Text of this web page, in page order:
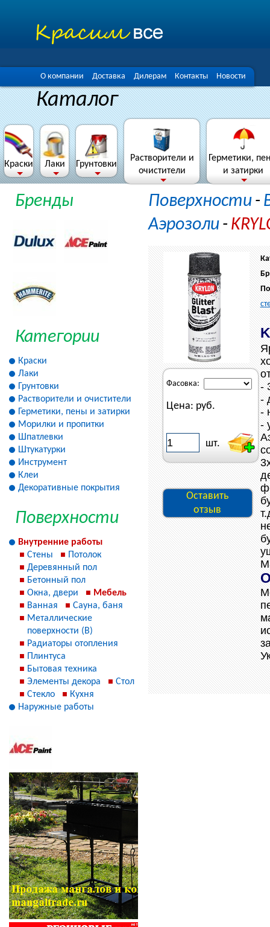
О компании Доставка Дилерам Контакты Новости
Каталог
Краски Лаки Грунтовки
Растворители и
очистители
Герметики,
и затирки
Бренды
Категории
Краски
Лаки
Грунтовки
Растворители и очистители
Герметики, пены и затирки
Морилки и пропитки
Шпатлевки
Штукатурки
Инструмент
Клеи
Декоративные покрытия
Поверхности
Внутренние работы
Стены
Потолок
Деревянный пол
Бетонный пол
Окна, двери
Мебель
Ванная
Сауна, баня
Металлические
поверхности (В)
Радиаторы отопления
Плинтуса
Бытовая техника
Элементы декора
Стол
Стекло
Кухня
Наружные работы
Поверхности-
Аэрозоли-
-
-
-
-
Фасовка:
Цена: руб.
шт.
Оставить
отзыв